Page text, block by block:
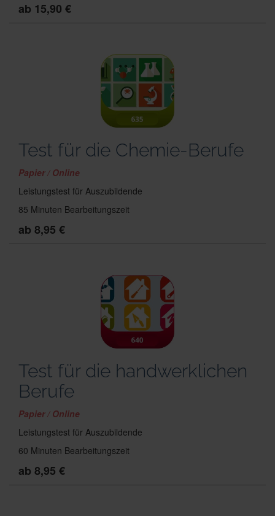
ab 15,90 €
Test für die Chemie-Berufe
Papier / Online
Leistungstest für Auszubildende
85 Minuten Bearbeitungszeit
ab 8,95 €
Test für die handwerklichen
Berufe
Papier / Online
Leistungstest für Auszubildende
60 Minuten Bearbeitungszeit
ab 8,95 €